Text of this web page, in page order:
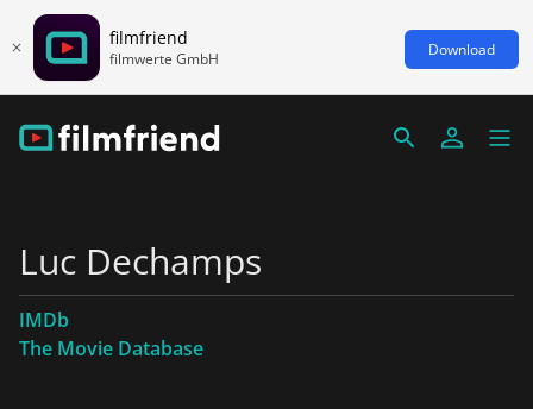
filmfriend
filmwerte GmbH Download
Luc Dechamps
IMDb
The Movie Database